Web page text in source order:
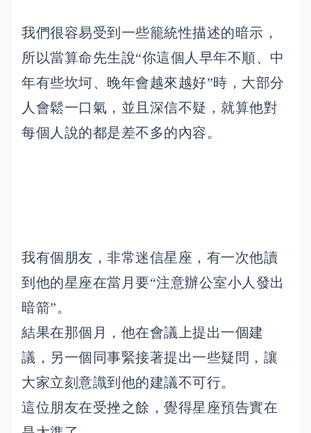
我們很容易受到一些籠統性描述的暗示，
所以當算命先生說“你這個人早年不順、中
年有些坎坷、晚年會越來越好”時，大部分
人會鬆一口氣，並且深信不疑，就算他對
每個人說的都是差不多的內容。
我有個朋友，非常迷信星座，有一次他讀
到他的星座在當月要“注意辦公室小人發出
暗箭”。
結果在那個月，他在會議上提出一個建
議，另一個同事緊接著提出一些疑問，讓
大家立刻意識到他的建議不可行。
這位朋友在受挫之餘，覺得星座預告實在